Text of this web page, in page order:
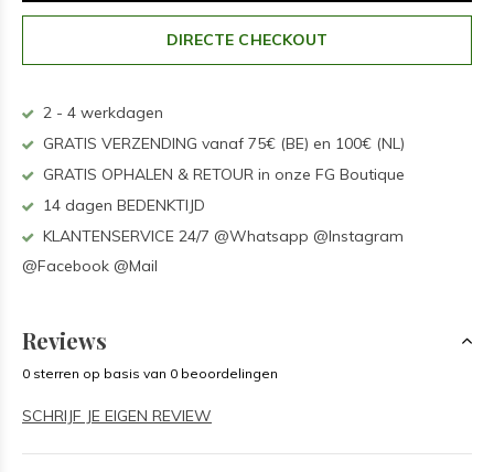
DIRECTE CHECKOUT
2 - 4 werkdagen
GRATIS VERZENDING vanaf 75€ (BE) en 100€ (NL)
GRATIS OPHALEN & RETOUR in onze FG Boutique
14 dagen BEDENKTIJD
KLANTENSERVICE 24/7 @Whatsapp @Instagram
@Facebook @Mail
Reviews
0 sterren op basis van 0 beoordelingen
SCHRIJF JE EIGEN REVIEW